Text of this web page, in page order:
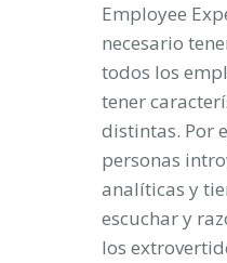
Employee
necesario
todos los
tener
distintas. Por
personas
analíticas y
escuchar y
los